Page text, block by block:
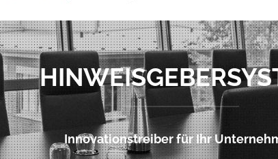
Innovationstreiber für Ihr